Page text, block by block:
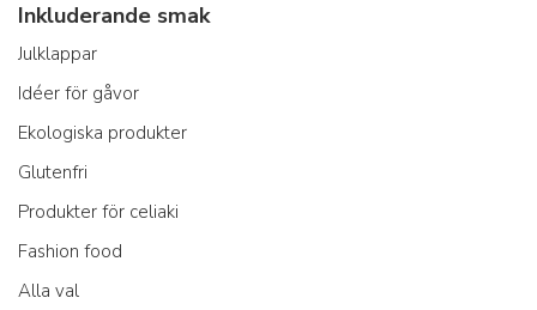
Inkluderande smak
Julklappar
Idéer för gåvor
Ekologiska produkter
Glutenfri
Produkter för celiaki
Fashion food
Alla val